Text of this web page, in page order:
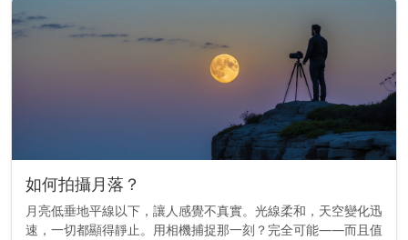
如何拍攝月落？
月亮低垂地平線以下，讓人感覺不真實。光線柔和，天空變化迅
速，一切都顯得靜止。用相機捕捉那一刻？完全可能——而且值